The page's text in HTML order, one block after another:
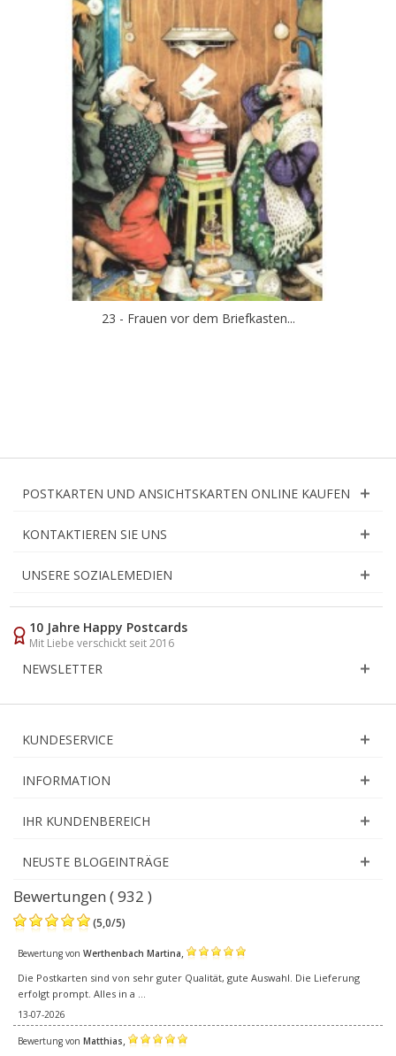
23 - Frauen vor dem Briefkasten...
POSTKARTEN UND ANSICHTSKARTEN ONLINE KAUFEN
KONTAKTIEREN SIE UNS
UNSERE SOZIALEMEDIEN
10 Jahre Happy Postcards
Mit Liebe verschickt seit 2016
NEWSLETTER
KUNDESERVICE
INFORMATION
IHR KUNDENBEREICH
NEUSTE BLOGEINTRÄGE
Bewertungen ( 932 )
(5,0/5)
Bewertung von Werthenbach Martina,
Die Postkarten sind von sehr guter Qualität, gute Auswahl. Die Lieferung
erfolgt prompt. Alles in a ...
13-07-2026
Bewertung von Matthias,